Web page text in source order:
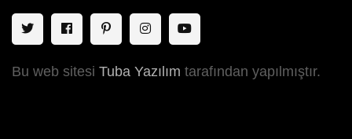
Bu web sitesi Tuba Yazılım tarafından yapılmıştır.